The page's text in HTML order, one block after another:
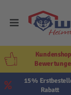
15%
Rabatt